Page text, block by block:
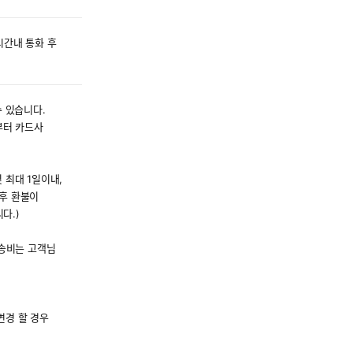
간내 통화 후
있습니다.
터 카드사
최대 1일이내,
환불이
다.)
비는 고객님
경 할 경우